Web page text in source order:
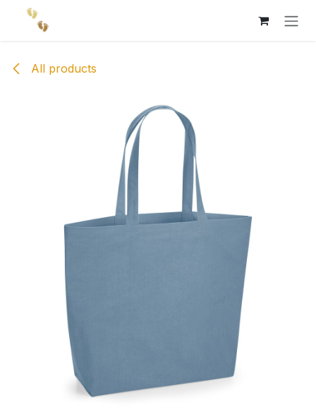
Skip to Content
All products